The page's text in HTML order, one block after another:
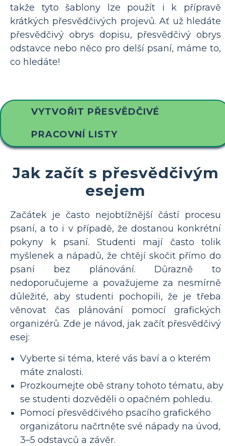
takže tyto šablony lze použít i k přípravě
krátkých přesvědčivých projevů. Ať už hledáte
přesvědčivý obrys dopisu, přesvědčivý obrys
odstavce nebo něco pro delší psaní, máme to,
co hledáte!
VYTVOŘIT PŘESVĚDČIVÉ
PRACOVNÍ LISTY
Jak začít s přesvědčivým
esejem
Začátek je často nejobtížnější částí procesu
psaní, a to i v případě, že dostanou konkrétní
pokyny k psaní. Studenti mají často tolik
myšlenek a nápadů, že chtějí skočit přímo do
psaní bez plánování. Důrazně to
nedoporučujeme a považujeme za nesmírně
důležité, aby studenti pochopili, že je třeba
věnovat čas plánování pomocí grafických
organizérů. Zde je návod, jak začít přesvědčivý
esej:
Vyberte si téma, které vás baví a o kterém
máte znalosti.
Prozkoumejte obě strany tohoto tématu, aby
se studenti dozvěděli o opačném pohledu.
Pomocí přesvědčivého psacího grafického
organizátoru načrtněte své nápady na úvod,
3–5 odstavců a závěr.